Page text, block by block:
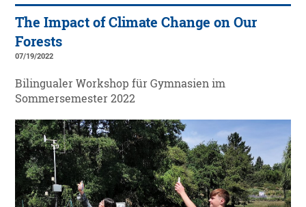
The Impact of Climate Change on Our
Forests
07/19/2022
Bilingualer Workshop für Gymnasien im
Sommersemester 2022